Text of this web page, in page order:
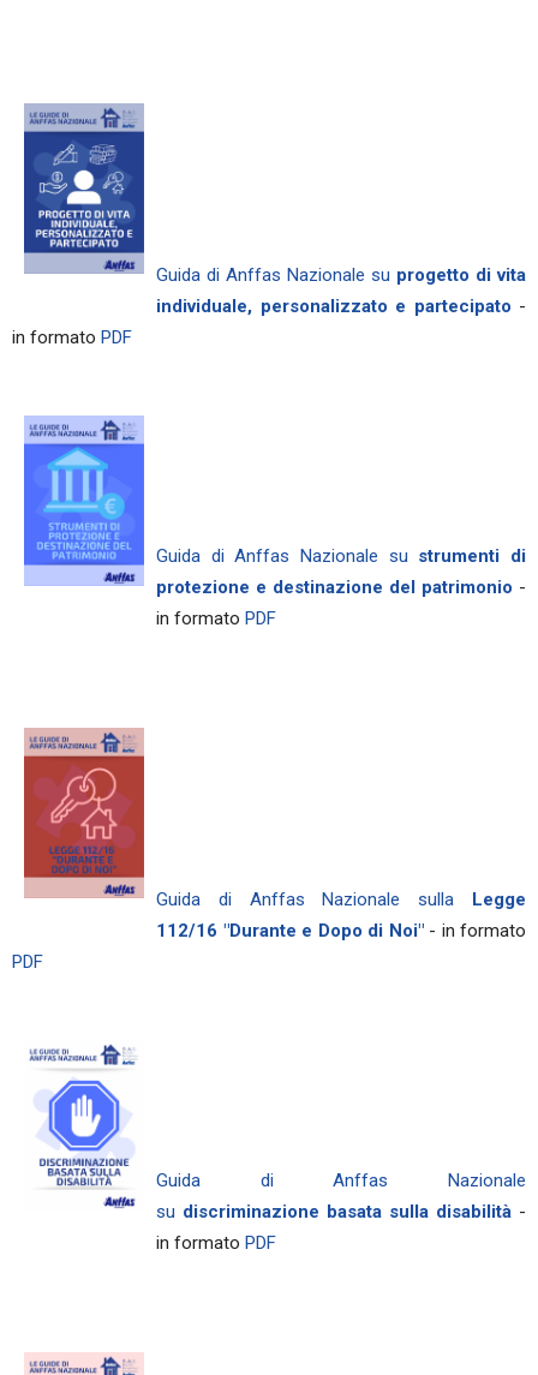
Guida di Anffas Nazionale su progetto di vita
individuale, personalizzato e partecipato -
in formato PDF
Guida di Anffas Nazionale su strumenti di
protezione e destinazione del patrimonio -
in formato PDF
Guida di Anffas Nazionale sulla Legge
112/16 "Durante e Dopo di Noi"- in formato
PDF
Guida di Anffas Nazionale
su discriminazione basata sulla disabilità -
in formato PDF